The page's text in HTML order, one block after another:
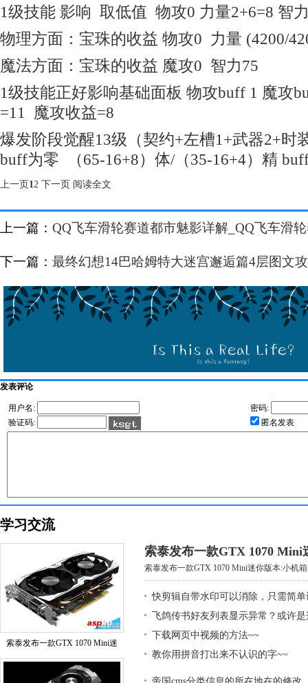
1级技能 影响 取低值 物攻0 力量2+6=8 智
物理方面：宝珠的收益 物攻0 力量 (4200/
魔法方面：宝珠的收益 魔攻0 智力75
1级技能正好影响基础面板 物攻buff 1 魔攻
=11 魔攻收益=8
爆发阶段觉醒13级（契约+左槽1+武器2+时
buff为零 （65-16+8）体/（35-16+4）精
上一页12 下一页 阅读全文
上一篇： QQ飞车滑轮赛道都市魅影详解_QQ飞车滑
下一篇： 最终幻想14巴哈姆特大迷宫邂逅篇4层图文
发表评论
用户名:
密码:
验证码:
匿名发表
学习交流
索泰发布一款GTX 1070 Mini迷
索泰发布一款GTX 1070 Mini
索泰发布一款GTX 1070 Mini迷你版本:小机
快剪辑自带水印可以消除，只需简单
飞鸽传书好友列表显示异常？或许
下载网页中视频的方法~~
教你用拼音打出来不认识的字~~